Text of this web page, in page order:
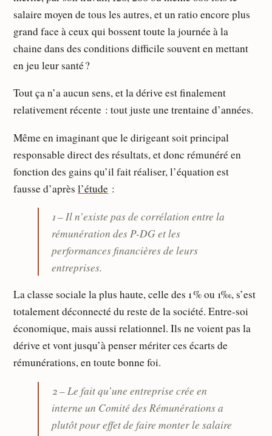
salaire moyen de tous les autres, et un ratio encore plus
grand face à ceux qui bossent toute la journée à la
chaine dans des conditions difficile souvent en mettant
en jeu leur santé ?
Tout ça n’a aucun sens, et la dérive est finalement
relativement récente : tout juste une trentaine d’années.
Même en imaginant que le dirigeant soit principal
responsable direct des résultats, et donc rémunéré en
fonction des gains qu’il fait réaliser, l’équation est
fausse d’aprèsl’étude :
1 – Il n’existe pas de corrélation entre la
rémunération des P-DG et les
performances financières de leurs
entreprises.
La classe sociale la plus haute, celle des 1 % ou 1‰, s’est
totalement déconnecté du reste de la société. Entre-soi
économique, mais aussi relationnel. Ils ne voient pas la
dérive et vont jusqu’à penser mériter ces écarts de
rémunérations, en toute bonne foi.
2 – Le fait qu’une entreprise crée en
interne un Comité des Rémunérations a
plutôt pour effet de faire monter le salaire